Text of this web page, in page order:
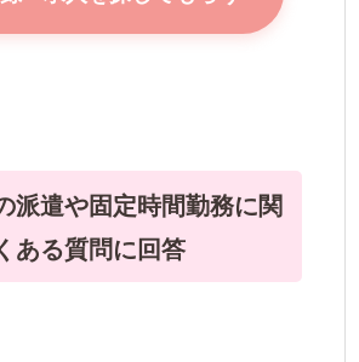
派遣や固定時間勤務に関
ある質問に回答